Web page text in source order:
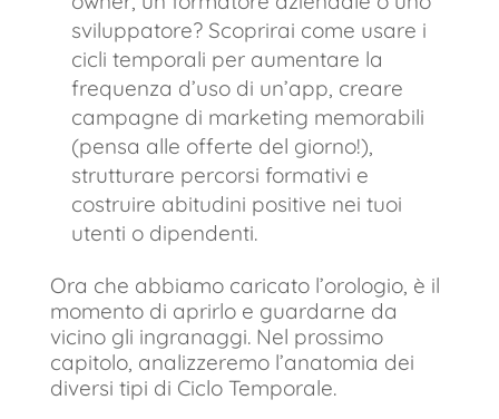
sviluppatore? Scoprirai come usare i
cicli temporali per aumentare la
frequenza d’uso di un’app, creare
campagne di marketing memorabili
(pensa alle offerte del giorno!),
strutturare percorsi formativi e
costruire abitudini positive nei tuoi
utenti o dipendenti.
Ora che abbiamo caricato l’orologio, è il
momento di aprirlo e guardarne da
vicino gli ingranaggi. Nel prossimo
capitolo, analizzeremo l’anatomia dei
diversi tipi di Ciclo Temporale.